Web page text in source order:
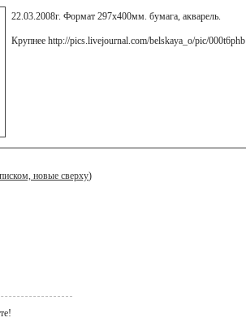
22.03.2008г. Формат 297х400мм. бумага, акварель.
Крупнее http://pics.livejournal.com/belskaya_o/pic/000t6phb
новые сверху)